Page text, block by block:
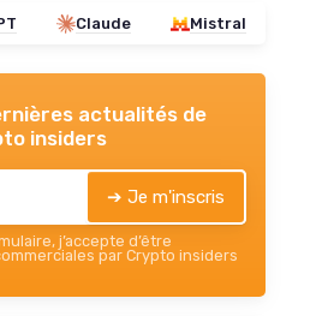
Claude Mistral
actualités de
insiders
➔ Je m'inscris
j’accepte d’être
par Crypto insiders